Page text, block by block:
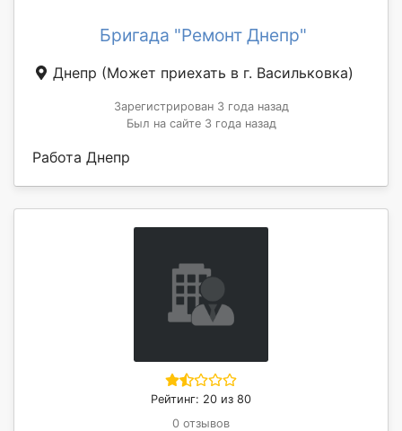
Бригада "Ремонт Днепр"
Днепр (Может приехать в г. Васильковка)
Зарегистрирован 3 года назад
Был на сайте 3 года назад
Работа Днепр
Рейтинг: 20 из 80
0 отзывов